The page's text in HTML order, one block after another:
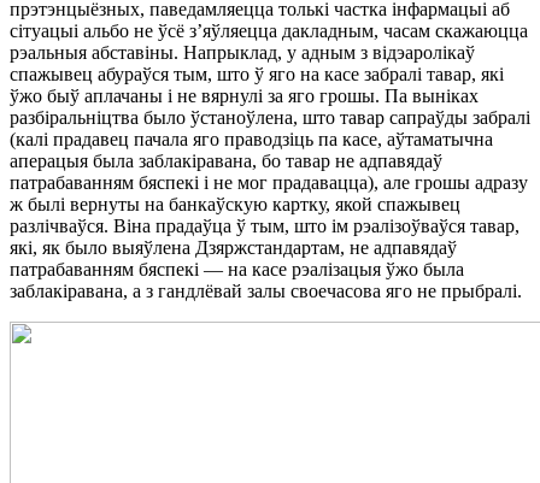
прэтэнцыёзных, паведамляецца толькі частка інфармацыі аб
сітуацыі альбо не ўсё з’яўляецца дакладным, часам скажаюцца
рэальныя абставіны. Напрыклад, у адным з відэаролікаў
спажывец абураўся тым, што ў яго на касе забралі тавар, які
ўжо быў аплачаны і не вярнулі за яго грошы. Па выніках
разбіральніцтва было ўстаноўлена, што тавар сапраўды забралі
(калі прадавец пачала яго праводзіць па касе, аўтаматычна
аперацыя была заблакіравана, бо тавар не адпавядаў
патрабаванням бяспекі і не мог прадавацца), але грошы адразу
ж былі вернуты на банкаўскую картку, якой спажывец
разлічваўся. Віна прадаўца ў тым, што ім рэалізоўваўся тавар,
які, як было выяўлена Дзяржстандартам, не адпавядаў
патрабаванням бяспекі — на касе рэалізацыя ўжо была
заблакіравана, а з гандлёвай залы своечасова яго не прыбралі.